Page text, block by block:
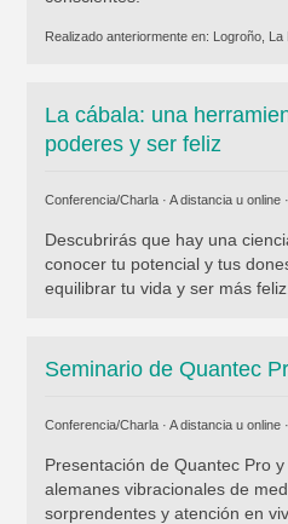
Realizado anteriormente en: Logroño, La
La cábala: una
poderes y ser feliz
Conferencia/Charla · A distancia u online ·
Descubrirás que hay una
conocer tu potencial y tus
equilibrar tu vida y ser más feliz.
Seminario de Quantec
Conferencia/Charla · A distancia u online ·
Presentación de Quantec Pro
alemanes vibracionales de
sorprendentes y atención en